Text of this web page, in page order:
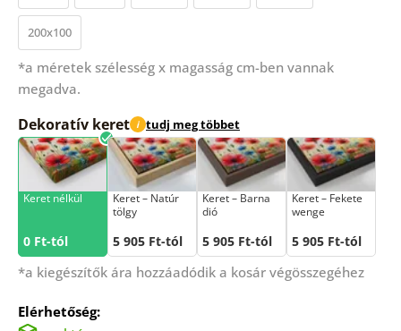
200x100
*a méretek szélesség x magasság cm-ben vannak
megadva.
Dekoratív keret i tudj meg többet
Keret nélkül
0 Ft-tól
Keret – Natúr
tölgy
5 905 Ft-tól
Keret – Barna
dió
5 905 Ft-tól
Keret – Fekete
wenge
5 905 Ft-tól
*a kiegészítők ára hozzáadódik a kosár végösszegéhez
Elérhetőség: